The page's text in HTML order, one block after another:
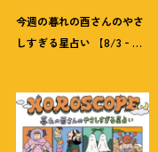
今週の暮れの酉さんのやさ
しすぎる星占い 【8/3‐